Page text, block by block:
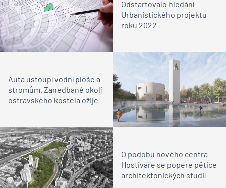
Odstartovalo hledání
Urbanistického projektu
roku 2022
Auta ustoupí vodní ploše a
stromům. Zanedbané okolí
ostravského kostela ožije
O podobu nového centra
Hostivaře se popere pětice
architektonických studií